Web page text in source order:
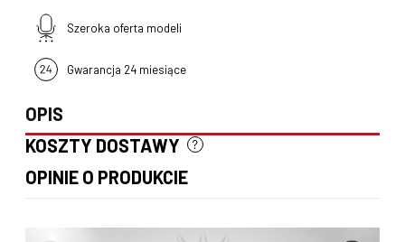
Szeroka oferta modeli
Gwarancja 24 miesiące
OPIS
KOSZTY DOSTAWY
OPINIE O PRODUKCIE